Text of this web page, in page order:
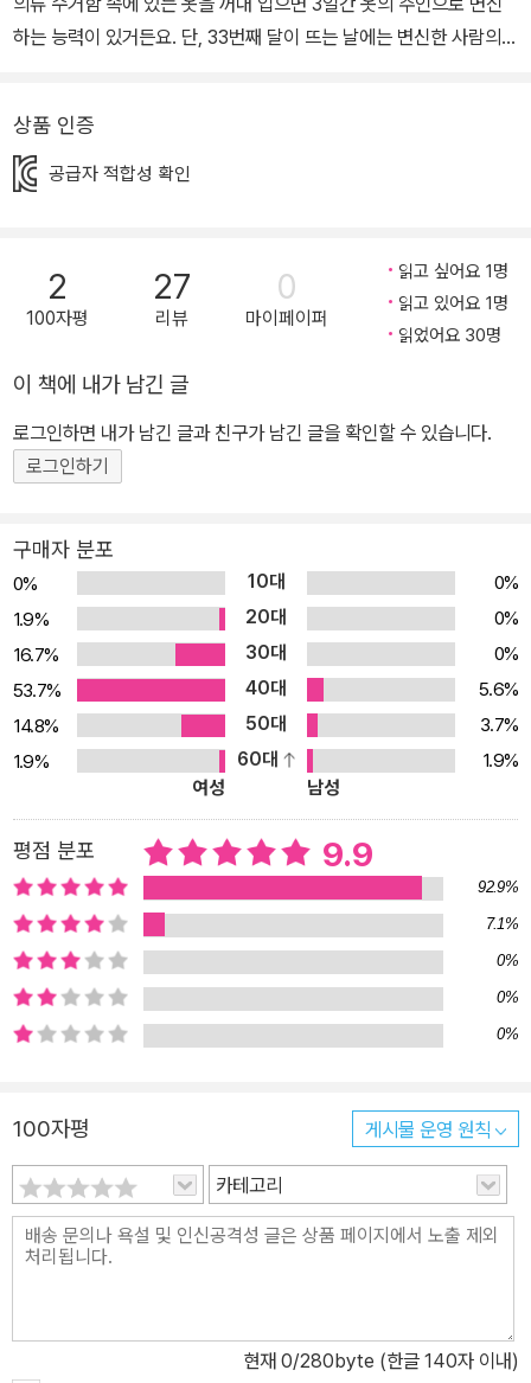
하는 능력이 있거든요. 단, 33번째 달이 뜨는 날에는 변신한 사람의
33번째 달이 뜬 날, 홀린 듯 꽃장식이 달린 블라우스를 입고 사람으로
변신한 봄이는 그의 집으로 찾아갑니다. 그리고 집 앞에서 옷의 주인
니다. 이 둘 사이에는 어떤 사연이 있는 걸까요? 《33번째 달의 마법》
은 서로 다른 소원을 이루려고 하는 봄이와 태이의 이야기가 촘촘한
복선을 깔고 궁금증을 자아내며 전개됩니다. 봄이와 태이, 엄마 그리
고 마녀와의 관계가 서서히 드러나면서 엉켜 있던 실타래가 풀리듯
진실이 밝혀집니다. 누구든 이 책을 손에 들면 놓지 못하고 이야기 속
으로 푹 빠져들게 될 것입니다. 유기묘와 인간, 잔인하게 때론 따듯하
게 이어진 인연의 끈 우리는 종종 길고양이를 학대하는 사람들의 기
학대로 어미를 잃고, 외눈박이에 다리까지 절뚝거리게 된 길고양이입
니다. 그렇기에 사람에 대한 감정이 안 좋을 수밖에 없죠. 그런데 태이
에게는 평소 사람들을 대하듯 까칠하게 대하지 못합니다. 오히려 자
기 대신 고양이로 변신한 태이가 마지막 인사를 하려고 집에 찾아 왔
을 때 가면 안 된다는 말이 목구멍을 간지럽힐 정도로 신경이 쓰이죠.
사실 봄이는 기억하지 못하지만, 태이와 봄이는 오래된 인연으로 묶
여 있습니다. 그때 태이의 따듯한 마음이 봄이에게 전달된 적이 있었
죠. 그래서 봄이는 자신도 모르게 태이에게 마음을 열고 있었던 것일
지도 모릅니다. 이 책에는 태이처럼 우리 주변의 길고양이에게 관심
을 가지고 따스한 눈으로 지켜봐 달라는 작가의 마음이 담겨 있습니
다. 《33번째 달의 마법》을 읽고 나면 사람도, 동물도 모두 소중한 존
재라는 것을 가슴 깊이 느낄 수 있을 것입니다. 탄탄한 스토리텔링으
로 풀어낸 상상력 가득한 환상적인 이야기 《33번째 달의 마법》은 그
림책부터 동화, 어린이 논픽션까지 다양한 장르에서 활동하며 스토리
텔링에 능한 한정영 작가의 작품입니다. 언제나 위험을 안고 살아가
야 하는 길고양이와 이타적인 마음을 가진 소녀의 이야기를 작가의
림을 맡은 이한재 작가는 특유의 톡톡 튀는 연출, 인물의 생생한 표정
과 다양한 동작을 표현하며 읽는 재미를 더했습니다. “달빛 아래서 고
양이를 만난다면, 미소를 지어 주세요. 그러면 고양이가 가장 아름다
운 이야기를 물어다 줄 테니까요.”라는 한정영 작가의 말처럼, 길고양
이 봄이가 가져온 흥미진진한 이야기를 만나 보세요.
상품 인증
공급자 적합성 확인
2
100자평
27
리뷰
0
마이페이퍼
읽고 싶어요 1명
읽고 있어요 1명
읽었어요 30명
이 책에 내가 남긴 글
로그인하면 내가 남긴 글과 친구가 남긴 글을 확인할 수 있습니다.
로그인하기
구매자 분포
0% 10대
0%
1.9%
20대
0%
16.7%
30대
0%
53.7%
40대
5.6%
14.8%
50대
3.7%
1.9%
60대
1.9%
여성
남성
평점 분포 9.9
92.9%
7.1%
0%
0%
0%
100자평 게시물 운영 원칙
카테고리
현재 0/280byte (한글 140자 이내)